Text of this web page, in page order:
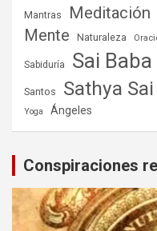
Mantras Meditación
Mente
Naturaleza
Sabiduría Sai Baba
Santos Sathya
Yoga Ángeles
Conspiraciones